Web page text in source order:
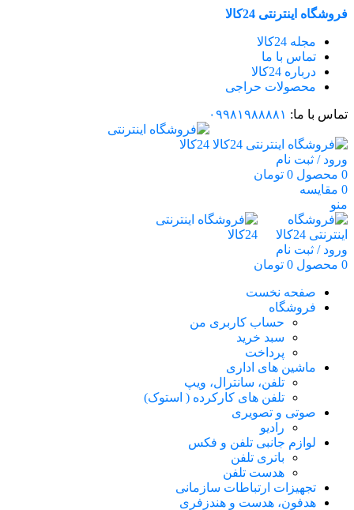
فروشگاه اینترنتی 24کالا
مجله 24کالا
تماس با ما
درباره 24کالا
محصولات حراجی
تماس با ما: ۰۹۹۸۱۹۸۸۸۸۱
ورود / ثبت نام
0 محصول 0 تومان
0 مقایسه
منو
ورود / ثبت نام
0 محصول 0 تومان
صفحه نخست
فروشگاه
حساب کاربری من
سبد خرید
پرداخت
ماشین های اداری
تلفن، سانترال، ویپ
تلفن های کارکرده ( استوک)
صوتی و تصویری
رادیو
لوازم جانبی تلفن و فکس
باتری تلفن
هدست تلفن
تجهیزات ارتباطات سازمانی
هدفون، هدست و هندزفری